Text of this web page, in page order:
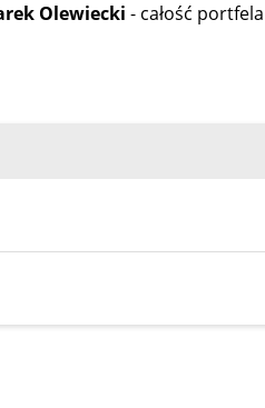
Olewiecki - całość